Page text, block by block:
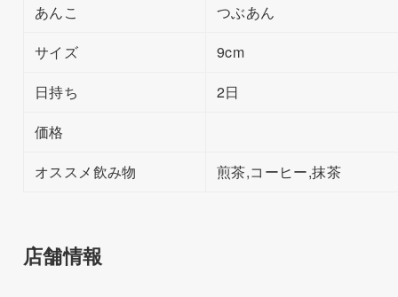
あんこ
つぶあん
サイズ
9cm
日持ち
2日
価格
オススメ飲み物
煎茶,コーヒー,抹茶
店舗情報